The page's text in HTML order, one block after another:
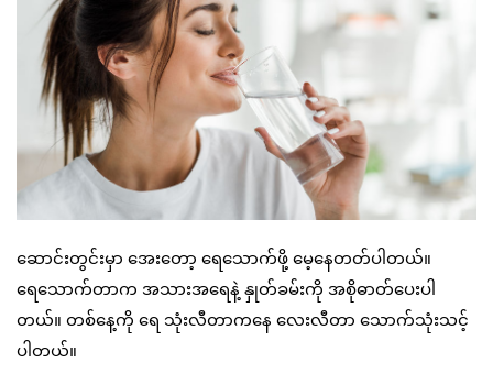
ဆောင်းတွင်းမှာ အေးတော့ ရေသောက်ဖို့ မေ့နေတတ်ပါတယ်။
ရေသောက်တာက အသားအရေနဲ့ နှုတ်ခမ်းကို အစိုဓာတ်ပေးပါ
တယ်။ တစ်နေ့ကို ရေ သုံးလီတာကနေ လေးလီတာ သောက်သုံးသင့်
ပါတယ်။